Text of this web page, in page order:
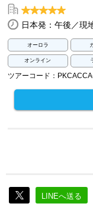
日本発：午後／現
オーロラ
オンライン
ツアーコード：
LINEへ送る